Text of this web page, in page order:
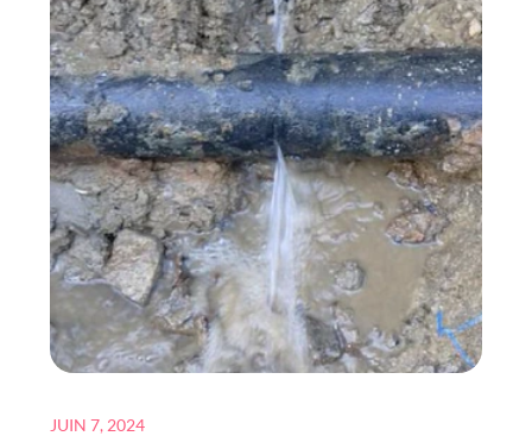
PEUT-
ELLE
OPTIMISER
VOTRE
SEO
AVEC
UNE
AGENCE
DIGITALE
À
PARIS
4
Posted
JUIN 7, 2024